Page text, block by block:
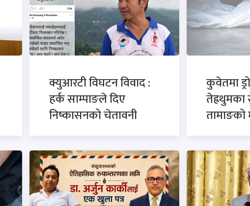
क्युआरटी विघटन विवाद :
हर्क साम्पाङले दिए
निष्कासनको चेतावनी
कुवेतमा
तामाङको